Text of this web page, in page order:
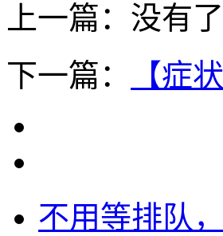
上一篇：没有了
下一篇：
【症
不用等排队